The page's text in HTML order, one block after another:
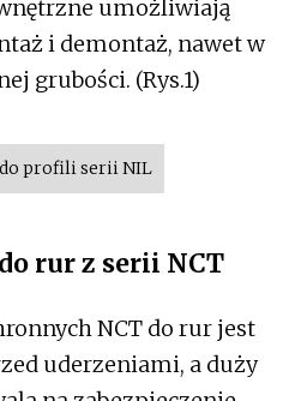
umożliwiają
i demontaż, nawet w
grubości. (Rys.1)
do profili serii NIL
rur z serii NCT
NCT do rur jest
uderzeniami, a duży